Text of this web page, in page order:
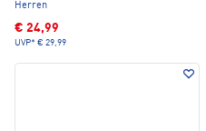
Herren
€ 24,99
UVP* € 29,99